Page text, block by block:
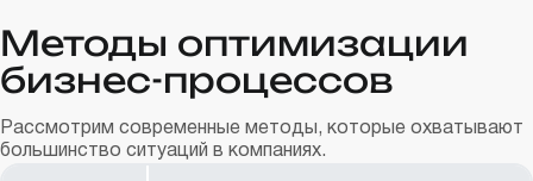
Методы оптимизации
бизнес-процессов
Рассмотрим современные методы, которые охватывают
большинство ситуаций в компаниях.